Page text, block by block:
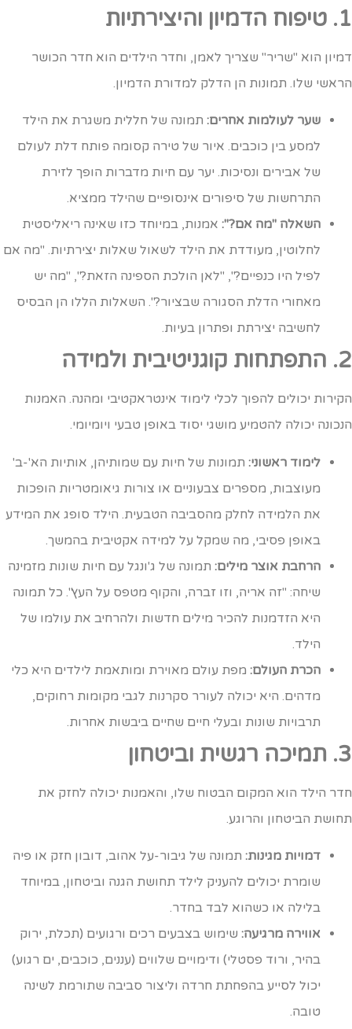
הוא "שריר" שצריך לאמן, וחדר הילדים הוא חדר הכושר
שלו. תמונות הן הדלק למדורת הדמיון.
שער לעולמות אחרים:תמונה של חללית משגרת את הילד
למסע בין כוכבים. איור של טירה קסומה פותח דלת לעולם
של אבירים ונסיכות. יער עם חיות מדברות הופך לזירת
התרחשות של סיפורים אינסופיים שהילד ממציא.
השאלה "מה אם?":אמנות, במיוחד כזו שאינה ריאליסטית
לחלוטין, מעודדת את הילד לשאול שאלות יצירתיות. "מה אם
לפיל היו כנפיים?", "לאן הולכת הספינה הזאת?", "מה יש
מאחורי הדלת הסגורה שבציור?". השאלות הללו הן הבסיס
לחשיבה יצירתת ופתרון בעיות.
ולמידה
יכולים להפוך לכלי לימוד אינטראקטיבי ומהנה. האמנות
יכולה להטמיע מושגי יסוד באופן טבעי ויומיומי.
לימוד ראשוני:תמונות של חיות עם שמותיהן, אותיות הא'-ב'
מעוצבות, מספרים צבעוניים או צורות גיאומטריות הופכות
את הלמידה לחלק מהסביבה הטבעית. הילד סופג את המידע
באופן פסיבי, מה שמקל על למידה אקטיבית בהמשך.
הרחבת אוצר מילים:תמונה של ג'ונגל עם חיות שונות מזמינה
שיחה: "זה אריה, וזו זברה, והקוף מטפס על העץ". כל תמונה
היא הזדמנות להכיר מילים חדשות ולהרחיב את עולמו של
הילד.
הכרת העולם:מפת עולם מאוירת ומותאמת לילדים היא כלי
מדהים. היא יכולה לעורר סקרנות לגבי מקומות רחוקים,
תרבויות שונות ובעלי חיים שחיים ביבשות אחרות.
וביטחון
הילד הוא המקום הבטוח שלו, והאמנות יכולה לחזק את
הביטחון והרוגע.
דמויות מגינות:תמונה של גיבור-על אהוב, דובון חזק או פיה
שומרת יכולים להעניק לילד תחושת הגנה וביטחון, במיוחד
בלילה או כשהוא לבד בחדר.
אווירה מרגיעה:שימוש בצבעים רכים ורגועים (תכלת, ירוק
בהיר, ורוד פסטלי) ודימויים שלווים (עננים, כוכבים, ים רגוע)
יכול לסייע בהפחתת חרדה וליצור סביבה שתורמת לשינה
טובה.